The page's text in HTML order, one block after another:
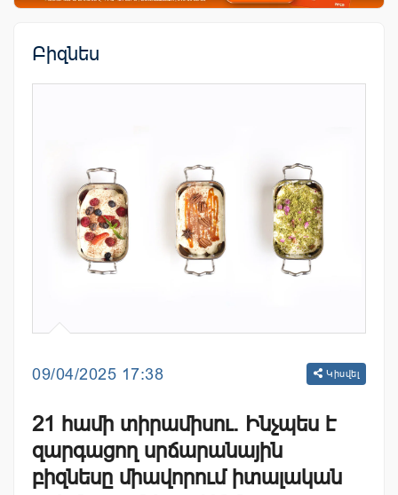
Բիզնես
09/04/2025 17:38 Կիսվել
21 համի տիրամիսու. Ինչպես է
զարգացող սրճարանային
բիզնեսը միավորում իտալական